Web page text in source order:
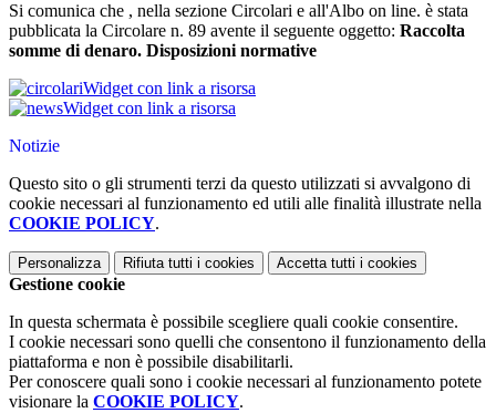
Si comunica che , nella sezione Circolari e all'Albo on line. è stata
pubblicata la Circolare n. 89 avente il seguente oggetto: Raccolta
somme di denaro. Disposizioni normative
Widget con link a risorsa
Widget con link a risorsa
Notizie
Questo sito o gli strumenti terzi da questo utilizzati si avvalgono di
cookie necessari al funzionamento ed utili alle finalità illustrate nella
COOKIE POLICY.
Personalizza Rifiuta tutti i cookies Accetta tutti i cookies
Gestione cookie
In questa schermata è possibile scegliere quali cookie consentire.
I cookie necessari sono quelli che consentono il funzionamento della
piattaforma e non è possibile disabilitarli.
Per conoscere quali sono i cookie necessari al funzionamento potete
visionare la COOKIE POLICY.